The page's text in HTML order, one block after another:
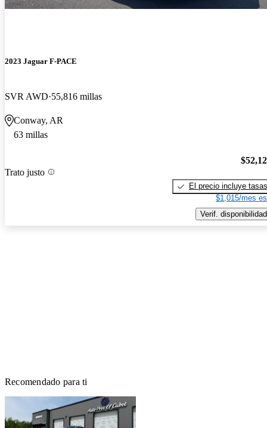
2023 Jaguar F-PACE
SVR AWD 55,816 millas
Conway, AR
63 millas
Trato justo
El precio incluye tasas
$1,015/mes
Verif. disponibilidad
Recomendado para ti